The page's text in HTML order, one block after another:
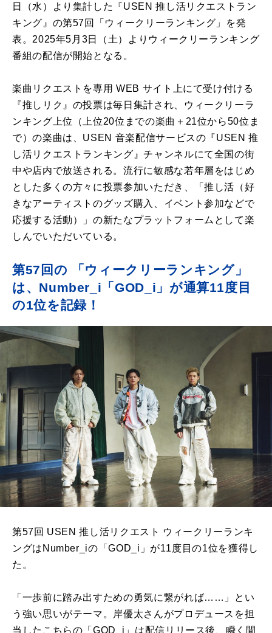
日（水）より集計した『USEN 推し活リクエストラン
キング』の第57回「ウィークリーランキング」を発
表。2025年5月3日（土）よりウィークリーランキング
番組の配信が開始となる。
楽曲リクエストを専用 WEB サイト上にて受け付ける
『推しリク』の投票は毎日集計され、ウィークリーラ
ンキング上位（上位20位までの楽曲＋21位から50位ま
で）の楽曲は、USEN 音楽配信サービスの『USEN 推
し活リクエストランキング』チャンネルにて全国の街
中や店内で放送される。流行に敏感な若年層をはじめ
とした多くの方々に投票参加いただき、「推し活（好
きなアーティストのグッズ購入、イベント参加などで
応援する活動）」の新たなプラットフォームとして楽
しんでいただいている。
第57回の 「ウィークリーランキング」
は、Number_i「GOD_i」が通算11度目
の1位を記録！
第57回 USEN 推し活リクエスト ウィークリーランキ
ングはNumber_iの「GOD_i」が11度目の1位を獲得し
た。
「一歩前に踏み出すための勇気に繋がれば……」とい
う強い思いがテーマ。岸優太さんがプロデュースを担
当したこちらの「GOD_i」は配信リリース後、瞬く間